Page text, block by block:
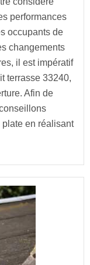
performances
occupants de
changements
il est impératif
terrasse 33240,
Afin de
plate en réalisant